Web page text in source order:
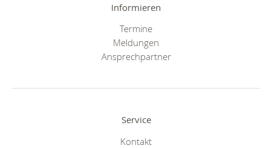
Informieren
Termine
Meldungen
Ansprechpartner
Service
Kontakt